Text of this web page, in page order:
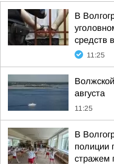
В
средств
11:25
августа
11:25
В
полиции
стражем